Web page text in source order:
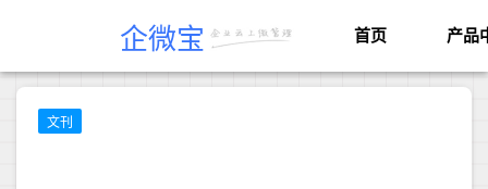
企微宝 首页 产品
文刊